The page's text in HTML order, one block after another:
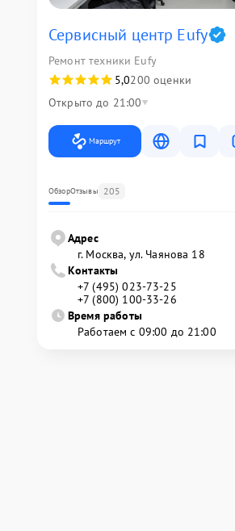
Сервисный центр Eufy
Ремонт техники Eufy
5,0200 оценки
Открыто до 21:00
Маршрут
ОбзорОтзывы 205
Адрес
г. Москва, ул. Чаянова 18
Контакты
+7 (495) 023-73-25
+7 (800) 100-33-26
Время работы
Работаем с 09:00 до 21:00